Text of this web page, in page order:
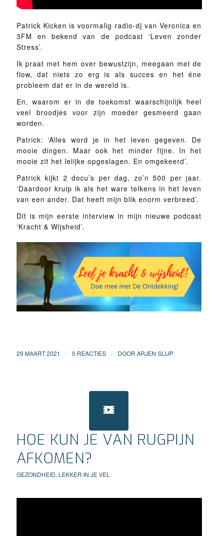
Patrick Kicken is voormalig radio-dj van Veronica en
3FM en bekend van de podcast ‘Leven zonder
Stress’.
Ik praat met hem over bewustzijn, meegaan met de
flow, dat niets zo erg is als succes en het éne
probleem dat er in de wereld is.
En, waarom er in de toekomst waarschijnlijk heel
veel broodjes voor zijn moeder gesmeerd gaan
worden.
Patrick: ‘Alles word je in het leven gegeven. De
mooie dingen. Maar ook het minder fijne. In het
mooie zit het lelijke opgeslagen. En omgekeerd’.
Patrick kijkt 2 docu’s per dag, zo’n 500 per jaar.
‘Daardoor kruip ik als het ware telkens in het leven
van een ander. Dat heeft mijn blik enorm verbreed’.
Dit is mijn eerste interview in mijn nieuwe podcast
‘Kracht & Wijsheid’.
29 MAART 2021 / 0 REACTIES / DOOR ARJEN SLIJP
HOE KUN JE VAN RUGPIJN
AFKOMEN?
GEZONDHEID, LEKKER IN JE VEL